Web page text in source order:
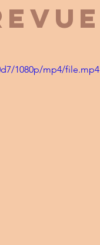
1080p/mp4/file.mp4